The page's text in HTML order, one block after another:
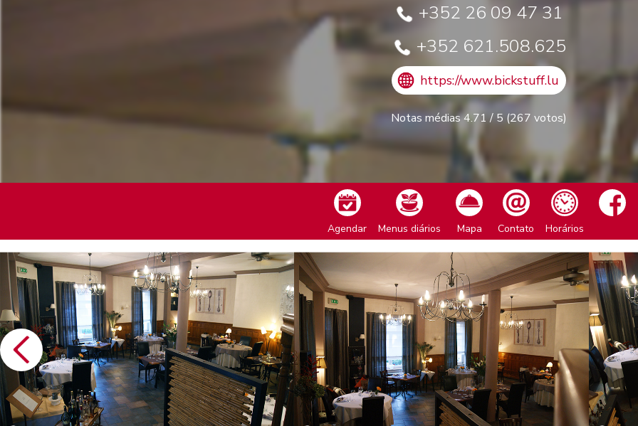
+352 26 09 47 31
+352 621.508.625
https://www.bickstuff.lu
Notas médias4.71/ 5(267 votos)
Agendar Menus diários Mapa Contato Horários